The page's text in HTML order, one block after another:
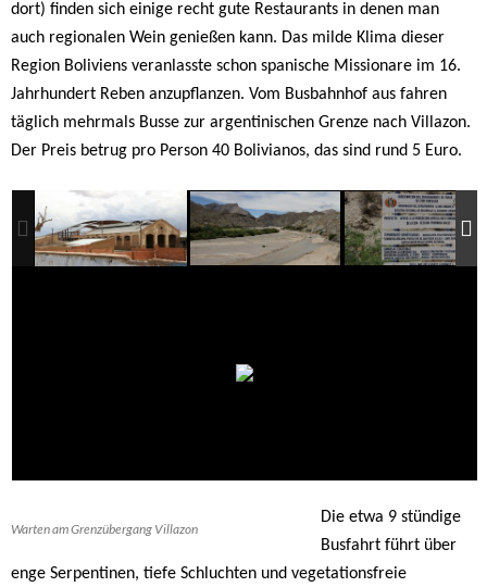
dort) finden sich einige recht gute Restaurants in denen man
auch regionalen Wein genießen kann. Das milde Klima dieser
Region Boliviens veranlasste schon spanische Missionare im 16.
Jahrhundert Reben anzupflanzen. Vom Busbahnhof aus fahren
täglich mehrmals Busse zur argentinischen Grenze nach Villazon.
Der Preis betrug pro Person 40 Bolivianos, das sind rund 5 Euro.
Warten am Grenzübergang Villazon
Die etwa 9 stündige
Busfahrt führt über
enge Serpentinen, tiefe Schluchten und vegetationsfreie